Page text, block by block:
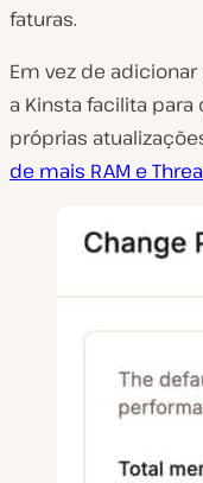
faturas.
Em vez de
a Kinsta facilita
próprias
de mais RAM e